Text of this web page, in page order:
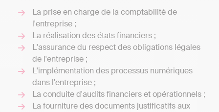
La prise en charge de la comptabilité de
l'entreprise ;
La réalisation des états financiers ;
L'assurance du respect des obligations légales
de l'entreprise ;
L'implémentation des processus numériques
dans l'entreprise ;
La conduite d'audits financiers et opérationnels ;
La fourniture des documents justificatifs aux